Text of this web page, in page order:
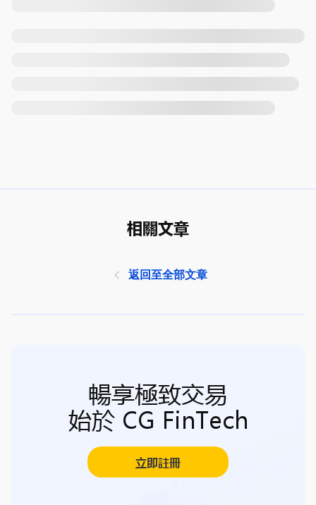
相關文章
返回至全部文章
暢享極致交易
始於 CG FinTech
立即註冊